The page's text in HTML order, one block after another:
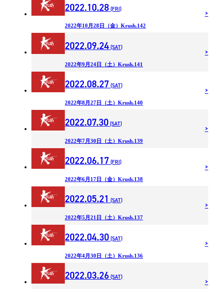
2022.10.28 (FRI)
2022年10月28日（金）Krush.142
2022.09.24 (SAT)
2022年9月24日（土）Krush.141
2022.08.27 (SAT)
2022年8月27日（土）Krush.140
2022.07.30 (SAT)
2022年7月30日（土）Krush.139
2022.06.17 (FRI)
2022年6月17日（金）Krush.138
2022.05.21 (SAT)
2022年5月21日（土）Krush.137
2022.04.30 (SAT)
2022年4月30日（土）Krush.136
2022.03.26 (SAT)